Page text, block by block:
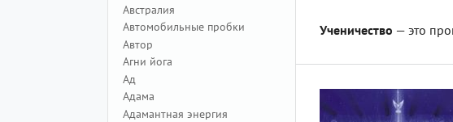
Австралия
Автомобильные пробки
Автор
Агни йога
Ад
Адама
Адамантная энергия
Ученичество — это